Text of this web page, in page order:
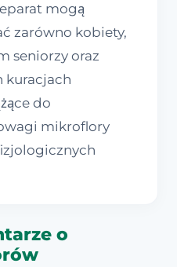
mogą
zarówno kobiety,
seniorzy oraz
kuracjach
do
mikroflory
o